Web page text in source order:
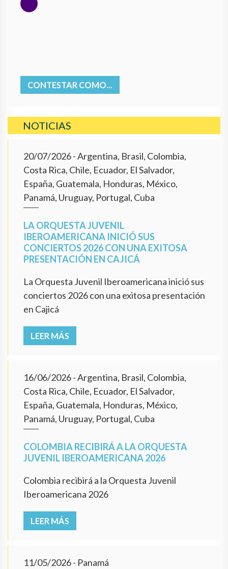
CONTESTAR COMO...
NOTICIAS
20/07/2026- Argentina, Brasil, Colombia,
Costa Rica, Chile, Ecuador, El Salvador,
España, Guatemala, Honduras, México,
Panamá, Uruguay, Portugal, Cuba
LA ORQUESTA JUVENIL
IBEROAMERICANA INICIÓ SUS
CONCIERTOS 2026 CON UNA EXITOSA
PRESENTACIÓN EN CAJICÁ
La Orquesta Juvenil Iberoamericana inició sus
conciertos 2026 con una exitosa presentación
en Cajicá
LEER MÁS
16/06/2026- Argentina, Brasil, Colombia,
Costa Rica, Chile, Ecuador, El Salvador,
España, Guatemala, Honduras, México,
Panamá, Uruguay, Portugal, Cuba
COLOMBIA RECIBIRÁ A LA ORQUESTA
JUVENIL IBEROAMERICANA 2026
Colombia recibirá a la Orquesta Juvenil
Iberoamericana 2026
LEER MÁS
11/05/2026- Panamá